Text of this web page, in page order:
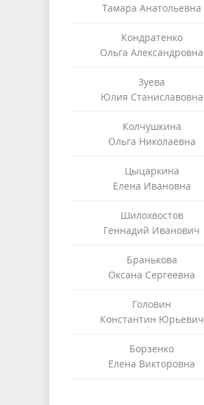
Тамара Анатольевна
Кондратенко
Ольга Александровна
Зуева
Юлия Станиславовна
Колчушкина
Ольга Николаевна
Цыцаркина
Елена Ивановна
Шилохвостов
Геннадий Иванович
Бранькова
Оксана Сергеевна
Головин
Константин Юрьевич
Борзенко
Елена Викторовна